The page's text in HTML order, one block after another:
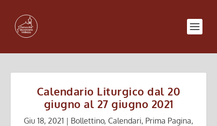
Calendario Liturgico dal 20
giugno al 27 giugno 2021
Giu 18, 2021 | Bollettino, Calendari, Prima Pagina,